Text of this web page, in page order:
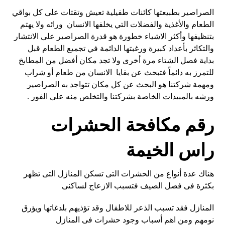
الصراصير بطبيعتها كائنات طفيلية تعيش وتقتات على كل بواقي
الطعام والأغذية والفضلات التي يخلفها الانسان ورائه ولا يهتم
بتنظيفها وأكثر الاشياء خطورة هو قدرة الصراصير على الانتشار
والتكاثر بأعداد كبيرة ورغبتها الدائمة في تجميع الطعام قبل
بداية فصل الشتاء مرة أخرى ولا تجد مكان أفضل من المطابخ
للتمرز به دائماً فتبحث عن بقايا الانسان من طعام أو شراب
ومهمة شركتنا هو البحث عن كل مكان تتواجد به الصراصير
ورشه بالمبيدات الخاصة بشركتنا والتخلص منه على الفور .
رقم مكافحة الحشرات
راس الخيمة
هناك عدة أنواع من الحشرات التى تسكن المنازل التى تظهر
بكثرة فى فصل الصيف فتسبب الازعاج لساكنى
المنازل فقد تسبب الذعر للاطفال وقد تؤذيهم بلدغاتها ويؤرق
نومهم ومن اهم أسباب وجود حشرات فى المنازل